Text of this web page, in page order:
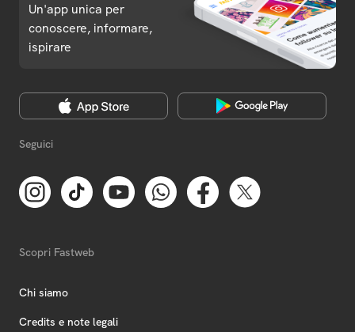
Un'app unica per
conoscere, informare,
ispirare
Seguici
Scopri Fastweb
Chi siamo
Credits e note legali